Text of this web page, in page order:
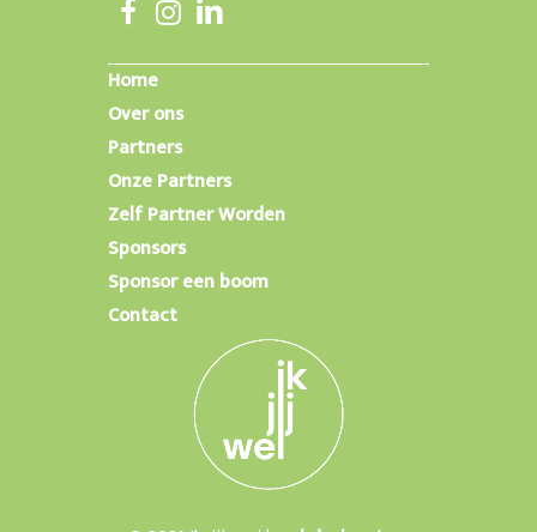
Home
Over ons
Partners
Onze Partners
Zelf Partner Worden
Sponsors
Sponsor een boom
Contact